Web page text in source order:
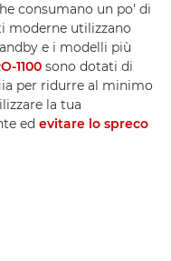
consumano un po' di
moderne utilizzano
e i modelli più
1100 sono dotati di
per ridurre al minimo
la tua
ed evitare lo spreco